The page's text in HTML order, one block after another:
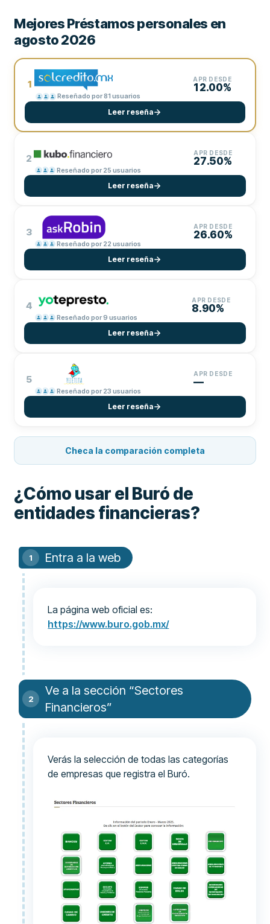
Mejores Préstamos personales en
agosto 2026
1
Reseñado por 81 usuarios
APR DESDE
12.00%
Leer reseña
2
Reseñado por 25 usuarios
APR DESDE
27.50%
Leer reseña
3
Reseñado por 22 usuarios
APR DESDE
26.60%
Leer reseña
4
Reseñado por 9 usuarios
APR DESDE
8.90%
Leer reseña
5
Reseñado por 23 usuarios
APR DESDE
—
Leer reseña
Checa la comparación completa
¿Cómo usar el Buró de
entidades financieras?
Entra a la web
La página web oficial es:
https://www.buro.gob.mx/
Ve a la sección “Sectores
Financieros”
Verás la selección de todas las categorías
de empresas que registra el Buró.